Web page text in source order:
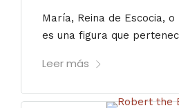
María, Reina de Escocia,
es una figura que
Leer más